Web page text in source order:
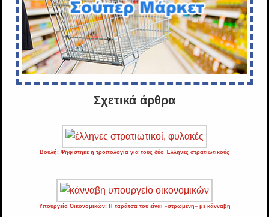
Σχετικά άρθρα
Βουλή: Ψηφίστηκε η τροπολογία για τους δύο Έλληνες στρατιωτικούς
Υπουργείο Οικονομικών: Η ταράτσα του είναι «στρωμένη» με κάνναβη